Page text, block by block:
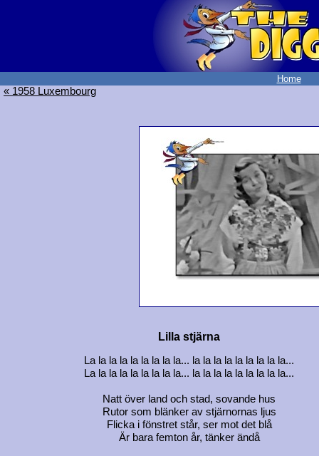
Home
« 1958 Luxembourg
Lilla stjärna
La la la la la la la la la... la la la la la la la la la...
La la la la la la la la la... la la la la la la la la la...
Natt över land och stad, sovande hus
Rutor som blänker av stjärnornas ljus
Flicka i fönstret står, ser mot det blå
Är bara femton år, tänker ändå